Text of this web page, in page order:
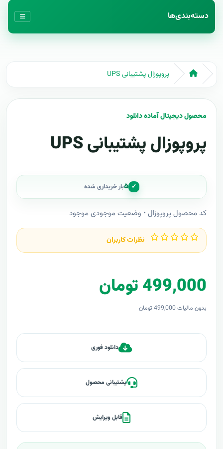
دسته‌بندی‌ها
پروپوزال پشتیبانی UPS
محصول دیجیتال آماده دانلود
پروپوزال پشتیبانی UPS
✓ ۵بار خریداری شده
کد محصول پروپوزال • وضعیت موجودی موجود
نظرات کاربران
499,000 تومان
بدون مالیات 499,000 تومان
دانلود فوری
پشتیبانی محصول
قابل ویرایش